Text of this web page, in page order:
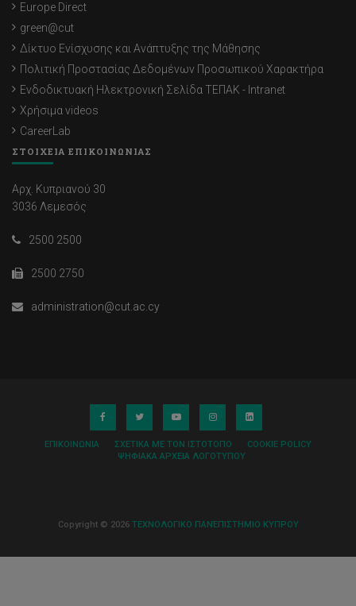
Europe Direct
green@cut
Δίκτυο Ενίσχυσης και Ανάπτυξης της Μάθησης
Πολιτική Προστασίας Δεδομένων Προσωπικού Χαρακτήρα
Ενδοδικτυακή Ηλεκτρονική Σελίδα ΤΕΠΑΚ - Intranet
Χρήσιμα videos
CareerLab
ΣΤΟΙΧΕΙΑ ΕΠΙΚΟΙΝΩΝΙΑΣ
Αρχ. Κυπριανού 30
3036 Λεμεσός
2500 2500
2500 2750
administration@cut.ac.cy
ΕΠΙΚΟΙΝΩΝΊΑ ΣΧΕΤΙΚΆ ΜΕ ΤΟΝ ΙΣΤΌΤΟΠΟ
COOKIE POLICY
ΨΗΦΙΑΚΆ ΑΡΧΕΊΑ ΛΟΓΌΤΥΠΟΥ
Copyright © 2026 ΤΕΧΝΟΛΟΓΙΚΟ ΠΑΝΕΠΙΣΤΗΜΙΟ ΚΥΠΡΟΥ